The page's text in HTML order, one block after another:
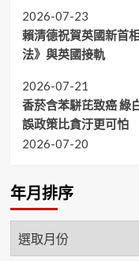
2026-07-23
賴清德祝賀英國新首
法》與英國接軌
2026-07-21
香菸含苯駢芘致癌
誤政策比貪汙更可怕
2026-07-20
年月排序
年
月